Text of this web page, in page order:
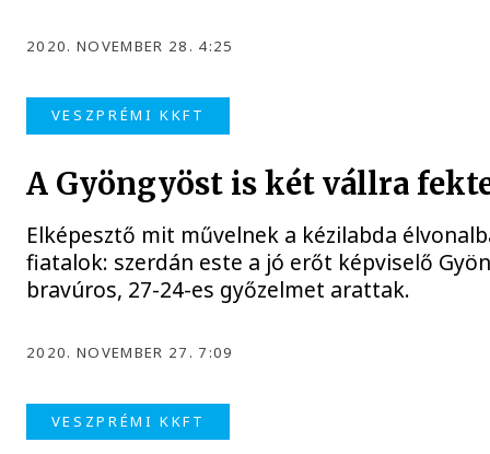
2020. NOVEMBER 28. 4:25
VESZPRÉMI KKFT
A Gyöngyöst is két vállra
Elképesztő mit művelnek a kézilabda
fiatalok: szerdán este a jó erőt képviselő
bravúros, 27-24-es győzelmet arattak.
2020. NOVEMBER 27. 7:09
VESZPRÉMI KKFT